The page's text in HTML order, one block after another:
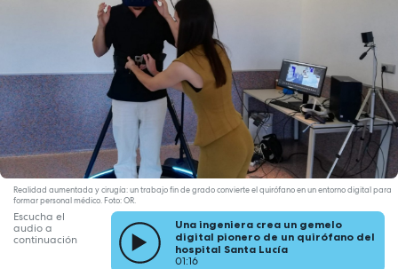
Realidad aumentada y cirugía: un trabajo fin de grado convierte el quirófano en un entorno digital para
formar personal médico. Foto: OR.
Escucha el
audio a
continuación
Una ingeniera crea un gemelo
digital pionero de un quirófano del
hospital Santa Lucía
01:16